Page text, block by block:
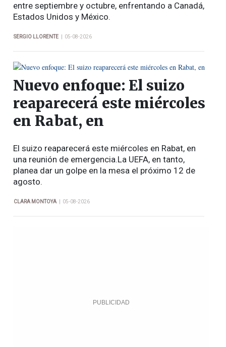
entre septiembre y octubre, enfrentando a Canadá,
Estados Unidos y México.
SERGIO LLORENTE | 05-08-2026
Nuevo enfoque: El suizo
reaparecerá este miércoles
en Rabat, en
El suizo reaparecerá este miércoles en Rabat, en
una reunión de emergencia.La UEFA, en tanto,
planea dar un golpe en la mesa el próximo 12 de
agosto.
CLARA MONTOYA | 05-08-2026